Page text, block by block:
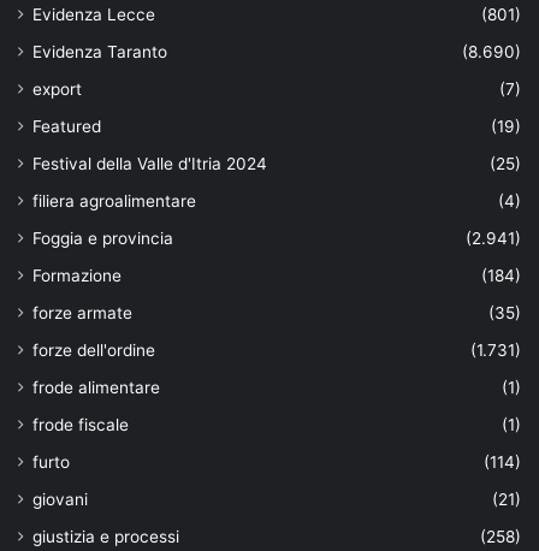
Evidenza Lecce
(801)
Evidenza Taranto
(8.690)
export
(7)
Featured
(19)
Festival della Valle d'Itria 2024
(25)
filiera agroalimentare
(4)
Foggia e provincia
(2.941)
Formazione
(184)
forze armate
(35)
forze dell'ordine
(1.731)
frode alimentare
(1)
frode fiscale
(1)
furto
(114)
giovani
(21)
giustizia e processi
(258)